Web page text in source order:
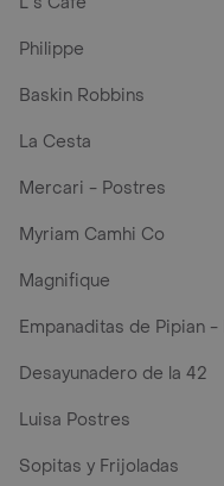
Philippe
Baskin Robbins
La Cesta
Mercari - Postres
Myriam Camhi Co
Magnifique
Empanaditas de Pipian -
Desayunadero de la 42
Luisa Postres
Sopitas y Frijoladas